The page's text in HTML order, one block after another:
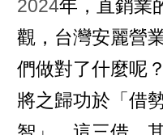
2024年，直銷業
觀，台灣安麗營
們做對了什麼呢
將之歸功於「借